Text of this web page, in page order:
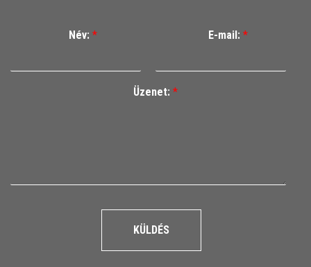
Név: * E-mail: *
Üzenet: *
KÜLDÉS